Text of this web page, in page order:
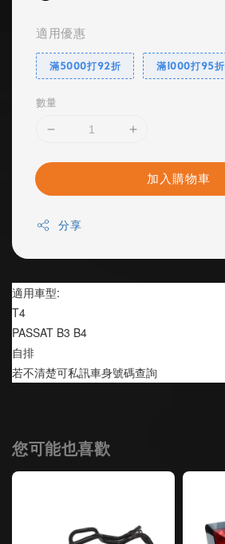
適用優惠
滿5000打92折 滿1000打95折
數量
加入購物車
分享
適用車型:
T4
PASSAT B3 B4
自排
若不清楚可私訊車身號碼查詢
您可能也喜歡